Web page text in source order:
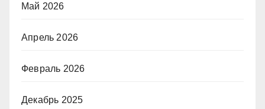
Май 2026
Апрель 2026
Февраль 2026
Декабрь 2025